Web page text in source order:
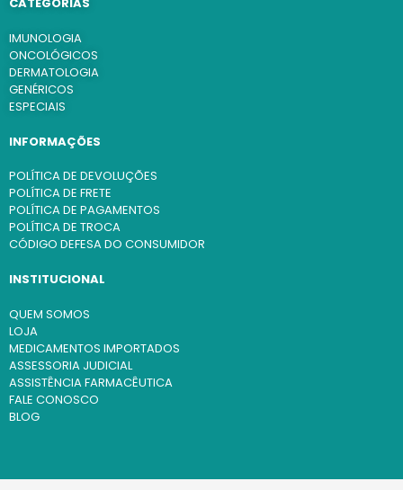
IMUNOLOGIA
ONCOLÓGICOS
DERMATOLOGIA
GENÉRICOS
ESPECIAIS
INFORMAÇÕES
POLÍTICA DE DEVOLUÇÕES
POLÍTICA DE FRETE
POLÍTICA DE PAGAMENTOS
POLÍTICA DE TROCA
CÓDIGO DEFESA DO CONSUMIDOR
INSTITUCIONAL
QUEM SOMOS
LOJA
MEDICAMENTOS IMPORTADOS
ASSESSORIA JUDICIAL
ASSISTÊNCIA FARMACÊUTICA
FALE CONOSCO
BLOG